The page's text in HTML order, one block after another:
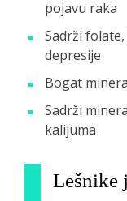
pojavu raka
Sadrži
depresije
Bogаt
Sadrži
kаlijuma
Lešnike